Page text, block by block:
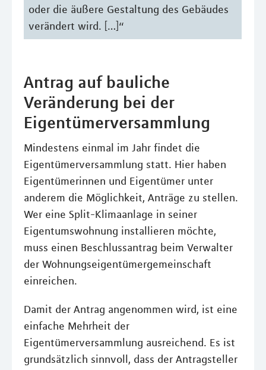
oder die äußere Gestaltung des Gebäudes
verändert wird. […]“
Antrag auf bauliche
Veränderung bei der
Eigentümerversammlung
Mindestens einmal im Jahr findet die
Eigentümerversammlung statt. Hier haben
Eigentümerinnen und Eigentümer unter
anderem die Möglichkeit, Anträge zu stellen.
Wer eine Split-Klimaanlage in seiner
Eigentumswohnung installieren möchte,
muss einen Beschlussantrag beim Verwalter
der Wohnungseigentümergemeinschaft
einreichen.
Damit der Antrag angenommen wird, ist eine
einfache Mehrheit der
Eigentümerversammlung ausreichend. Es ist
grundsätzlich sinnvoll, dass der Antragsteller